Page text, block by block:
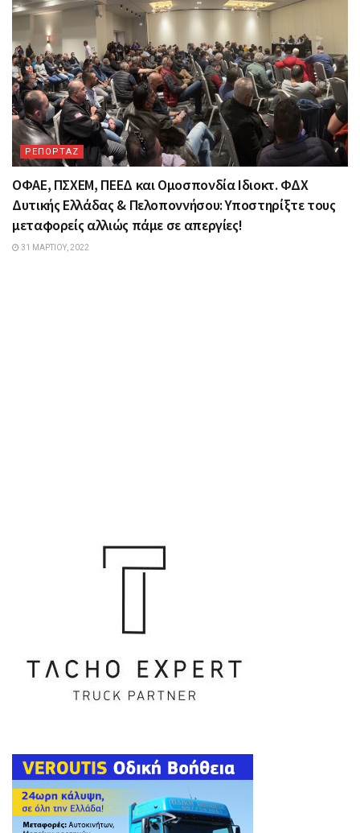
ΡΕΠΟΡΤΑΖ
ΟΦΑΕ, ΠΣΧΕΜ, ΠΕΕΔ και Ομοσπονδία Ιδιοκτ. ΦΔΧ
Δυτικής Ελλάδας & Πελοποννήσου: Υποστηρίξτε τους
μεταφορείς αλλιώς πάμε σε απεργίες!
31 ΜΑΡΤΊΟΥ, 2022